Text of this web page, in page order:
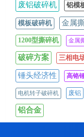
废铝破碎机 铝模
模板破碎机 金属
1200型撕碎机 金属
破碎方案 三相电
锤头经济性 高铬
电机转子破碎机 废铝
铝合金